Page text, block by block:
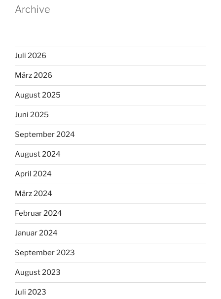
Archive
Juli 2026
März 2026
August 2025
Juni 2025
September 2024
August 2024
April 2024
März 2024
Februar 2024
Januar 2024
September 2023
August 2023
Juli 2023